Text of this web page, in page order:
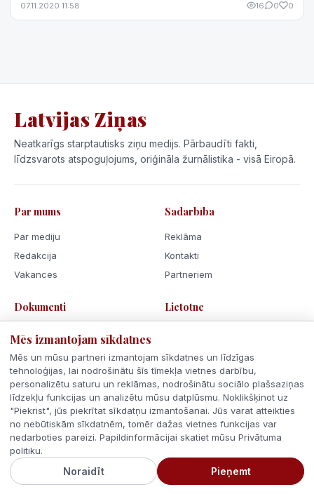
07.11.2020 11:58 16 0 0
Latvijas Ziņas
Neatkarīgs starptautisks ziņu medijs. Pārbaudīti fakti,
līdzsvarots atspoguļojums, oriģināla žurnālistika - visā Eiropā.
Par mums
Par mediju
Redakcija
Vakances
Sadarbība
Reklāma
Kontakti
Partneriem
Dokumenti
Sīkdatnes
Rīcības kodekss
Lietotne
© 2026 Latvijas Ziņas. Visas tiesības aizsargātas.
Latvijā
Mēs izmantojam sīkdatnes
Mēs un mūsu partneri izmantojam sīkdatnes un līdzīgas
tehnoloģijas, lai nodrošinātu šīs tīmekļa vietnes darbību,
personalizētu saturu un reklāmas, nodrošinātu sociālo plašsaziņas
līdzekļu funkcijas un analizētu mūsu datplūsmu. Noklikšķinot uz
"Piekrist", jūs piekrītat sīkdatņu izmantošanai. Jūs varat atteikties
no nebūtiskām sīkdatnēm, tomēr dažas vietnes funkcijas var
nedarboties pareizi. Papildinformācijai skatiet mūsu Privātuma
politiku.
Noraidīt Pieņemt